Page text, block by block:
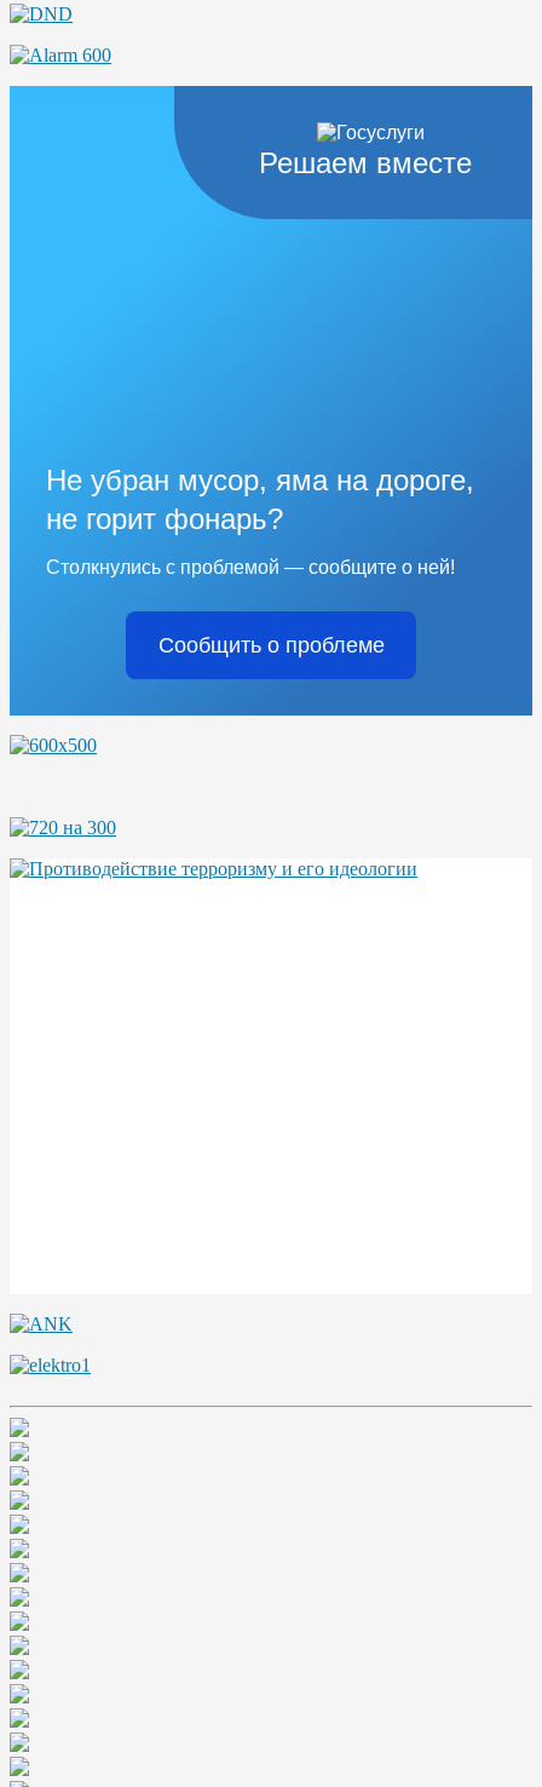
Решаем вместе
Не убран мусор, яма на дороге,
не горит фонарь?
Столкнулись с проблемой — сообщите о ней!
Сообщить о проблеме